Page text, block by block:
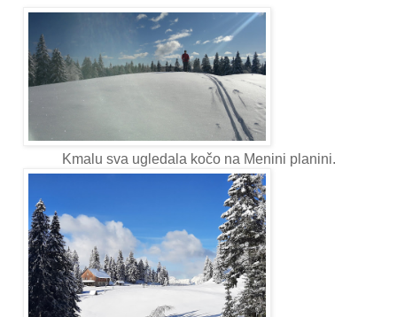
Kmalu sva ugledala kočo na Menini planini.